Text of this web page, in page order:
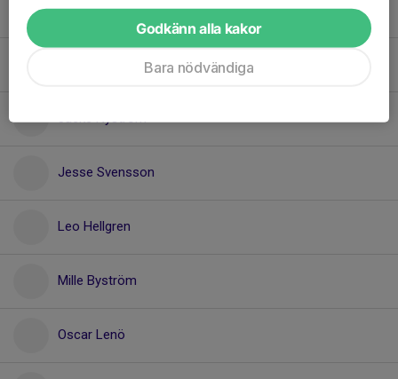
Harry Yngvesson
Jacke Nyström
Jesse Svensson
Leo Hellgren
Mille Byström
Oscar Lenö
Godkänn alla kakor
Bara nödvändiga